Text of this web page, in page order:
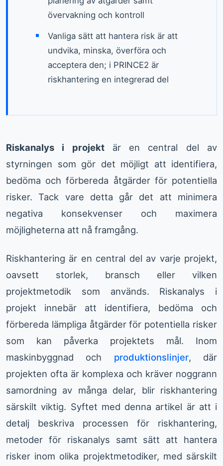
övervakning och kontroll
Vanliga sätt att hantera risk är att
undvika, minska, överföra och
acceptera den; i PRINCE2 är
riskhantering en integrerad del
Riskanalys i projektär en central del av
styrningen som gör det möjligt att identifiera,
bedöma och förbereda åtgärder för potentiella
risker. Tack vare detta går det att minimera
negativa konsekvenser och maximera
möjligheterna att nå framgång.
Riskhantering är en central del av varje projekt,
oavsett storlek, bransch eller vilken
projektmetodik som används. Riskanalys i
projekt innebär att identifiera, bedöma och
förbereda lämpliga åtgärder för potentiella risker
som kan påverka projektets mål. Inom
maskinbyggnad och produktionslinjer, där
projekten ofta är komplexa och kräver noggrann
samordning av många delar, blir riskhantering
särskilt viktig. Syftet med denna artikel är att i
detalj beskriva processen för riskhantering,
metoder för riskanalys samt sätt att hantera
risker inom olika projektmetodiker, med särskilt